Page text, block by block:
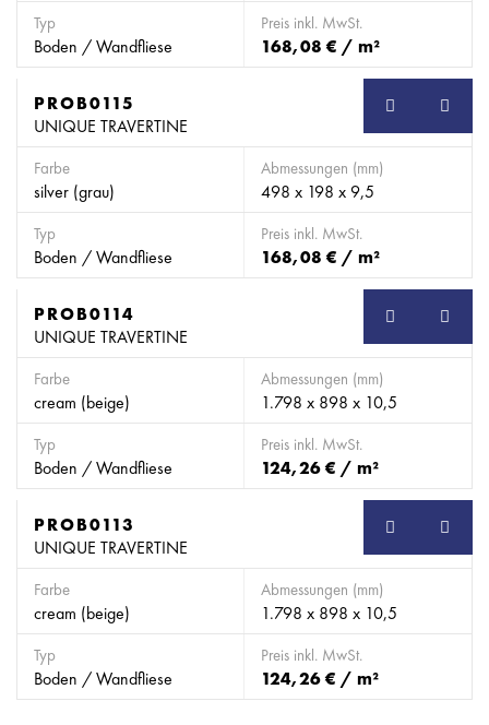
Typ
Boden / Wandfliese
Preis inkl. MwSt.
168,08 € / m²
SB
PROB0115
UNIQUE TRAVERTINE
Farbe
silver (grau)
Abmessungen (mm)
498 x 198 x 9,5
Typ
Boden / Wandfliese
Preis inkl. MwSt.
168,08 € / m²
SB
PROB0114
UNIQUE TRAVERTINE
Farbe
cream (beige)
Abmessungen (mm)
1.798 x 898 x 10,5
Typ
Boden / Wandfliese
Preis inkl. MwSt.
124,26 € / m²
SB
PROB0113
UNIQUE TRAVERTINE
Farbe
cream (beige)
Abmessungen (mm)
1.798 x 898 x 10,5
Typ
Boden / Wandfliese
Preis inkl. MwSt.
124,26 € / m²